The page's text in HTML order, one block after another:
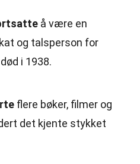
å være en
og talsperson for
i 1938.
flere bøker, filmer og
det kjente stykket